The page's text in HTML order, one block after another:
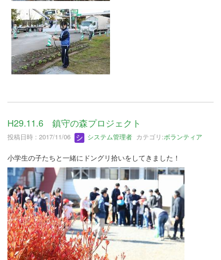
H29.11.6 鎮守の森プロジェクト
投稿日時 : 2017/11/06 システム管理者 カテゴリ:ボランティア
小学生の子たちと一緒にドングリ拾いをしてきました！